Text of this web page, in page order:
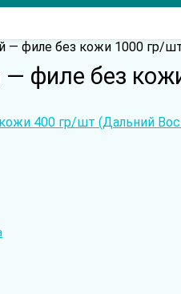
филе без кожи 1000 гр/
филе без